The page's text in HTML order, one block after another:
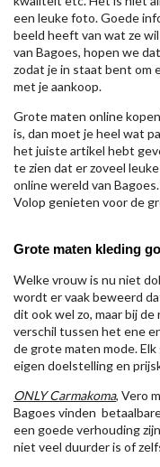
een leuke foto. Goede
beeld heeft van wat ze
van Bagoes, hopen we
zodat je in staat bent om
met je aankoop.
Grote maten online
is, dan moet je heel wat
het juiste artikel hebt
te zien dat er zoveel
online wereld van
Volop genieten voor de
Grote maten kleding
Welke vrouw is nu niet
wordt er vaak beweerd
dit ook wel zo, maar bij
verschil tussen het ene
de grote maten mode.
eigen doelstelling en
ONLY Carmakoma, Vero
Bagoes vinden
een goede verhouding
niet veel duurder is of